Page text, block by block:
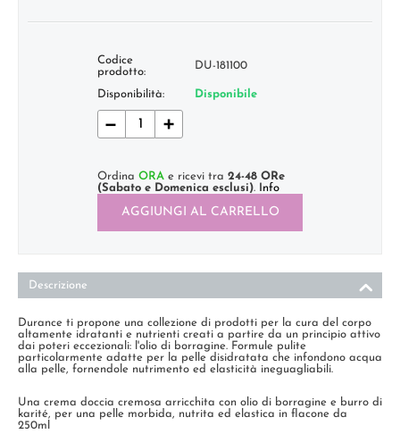
Codice
prodotto:
DU-181100
Disponibilità: Disponibile
+
−
Ordina ORA e ricevi tra 24-48 ORe
(Sabato e Domenica esclusi). Info
AGGIUNGI AL CARRELLO
Descrizione
Durance ti propone una collezione di prodotti per la cura del corpo
altamente idratanti e nutrienti creati a partire da un principio attivo
dai poteri eccezionali: l'olio di borragine. Formule pulite
particolarmente adatte per la pelle disidratata che infondono acqua
alla pelle, fornendole nutrimento ed elasticità ineguagliabili.
Una crema doccia cremosa arricchita con olio di borragine e burro di
karité, per una pelle morbida, nutrita ed elastica in flacone da
250ml